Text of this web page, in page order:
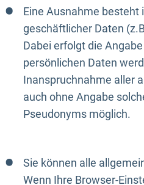
Eine Ausnahme besteht
geschäftlicher Daten
Dabei erfolgt die
persönlichen Daten
Inanspruchnahme aller
auch ohne Angabe
Pseudonyms möglich.
Sie können alle
Wenn Ihre Browser-